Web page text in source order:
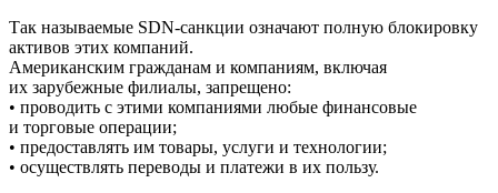
Так называемые SDN-санкции означают полную блокировку
активов этих компаний.
Американским гражданам и компаниям, включая
их зарубежные филиалы, запрещено:
• проводить с этими компаниями любые финансовые
и торговые операции;
• предоставлять им товары, услуги и технологии;
• осуществлять переводы и платежи в их пользу.